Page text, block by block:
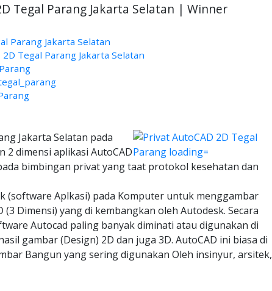
Tegal Parang Jakarta Selatan | Winner
Parang Jakarta Selatan
Tegal Parang Jakarta Selatan
Jakarta Selatan pada
2 dimensi aplikasi AutoCAD
bimbingan privat yang taat protokol kesehatan dan
(software Aplkasi) pada Komputer untuk menggambar
(3 Dimensi) yang di kembangkan oleh Autodesk. Secara
Autocad paling banyak diminati atau digunakan di
gambar (Design) 2D dan juga 3D. AutoCAD ini biasa di
Bangun yang sering digunakan Oleh insinyur, arsitek,